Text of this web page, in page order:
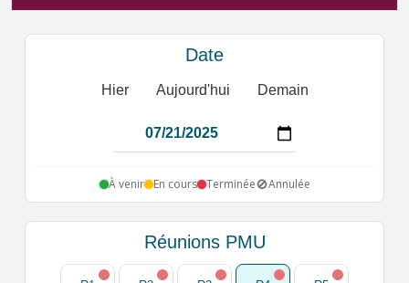
Date
Hier Aujourd'hui Demain
À venir En cours Terminée🚫Annulée
Réunions PMU
Réinitialiser